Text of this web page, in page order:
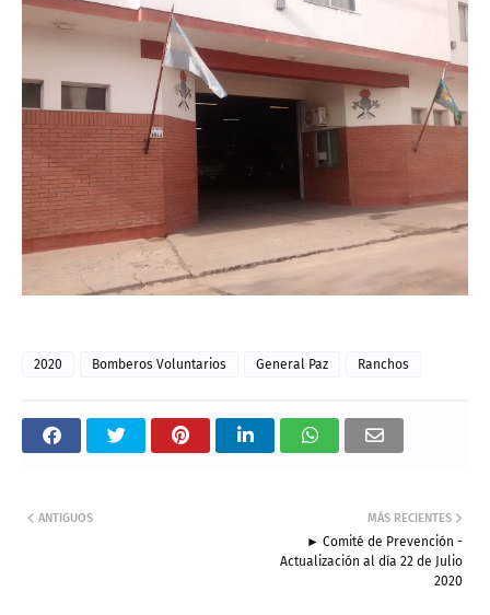
2020 Bomberos Voluntarios General Paz Ranchos
MÁS RECIENTES
► Comité de Prevención -
Actualización al día 22 de Julio
2020
ANTIGUOS